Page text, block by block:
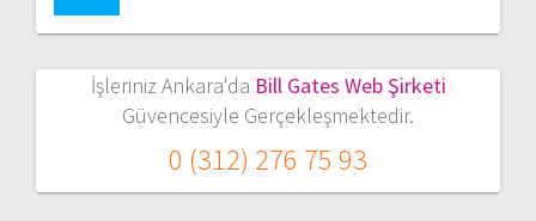
İşleriniz Ankara'da Bill Gates Web Şirketi
Güvencesiyle Gerçekleşmektedir.
0 (312) 276 75 93